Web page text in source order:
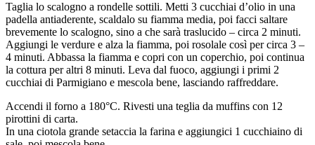
Taglia lo scalogno a rondelle sottili. Metti 3 cucchiai d’olio in una
padella antiaderente, scaldalo su fiamma media, poi facci saltare
brevemente lo scalogno, sino a che sarà traslucido – circa 2 minuti.
Aggiungi le verdure e alza la fiamma, poi rosolale così per circa 3 –
4 minuti. Abbassa la fiamma e copri con un coperchio, poi continua
la cottura per altri 8 minuti. Leva dal fuoco, aggiungi i primi 2
cucchiai di Parmigiano e mescola bene, lasciando raffreddare.
Accendi il forno a 180°C. Rivesti una teglia da muffins con 12
pirottini di carta.
In una ciotola grande setaccia la farina e aggiungici 1 cucchiaino di